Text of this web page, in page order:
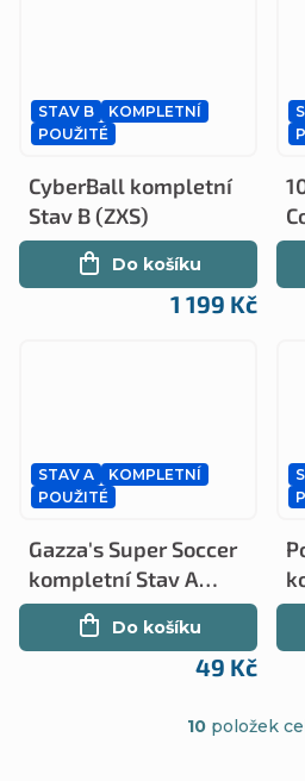
STAV B
KOMPLETNÍ
POUŽITÉ
CyberBall kompletní
Stav B (ZXS)
1 199 Kč
Do košíku
STAV A
KOMPLETNÍ
POUŽITÉ
Gazza's Super Soccer
kompletní Stav A
(ZXS)
49 Kč
Do košíku
10 položek